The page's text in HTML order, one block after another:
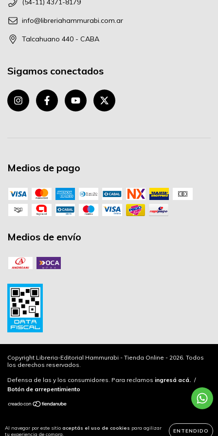
Al navegar por este sitio aceptás el uso de cookies para agilizar
tu experiencia de compra.
ENTENDIDO
(54-11) 4371-8179
info@libreriahammurabi.com.ar
Talcahuano 440 - CABA
Sigamos conectados
Medios de pago
Medios de envío
Copyright Libreria-Editorial Hammurabi - Tienda Online - 2026. Todos
los derechos reservados.
Defensa de las y los consumidores. Para reclamos ingresá acá. /
Botón de arrepentimiento